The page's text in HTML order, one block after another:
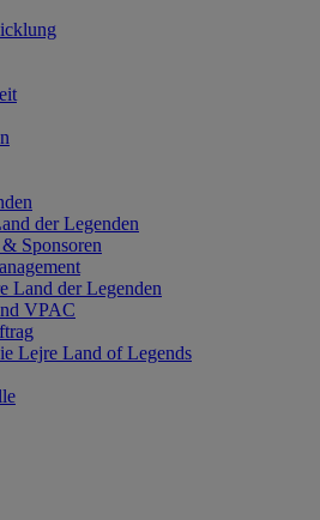
der Legenden
Sponsoren
Land der Legenden
VPAC
Lejre Land of Legends